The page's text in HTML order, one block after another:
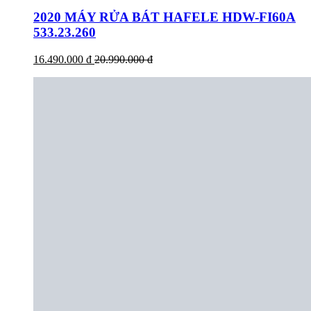
2020 MÁY RỬA BÁT HAFELE HDW-FI60A
533.23.260
16.490.000 đ 20.990.000 đ